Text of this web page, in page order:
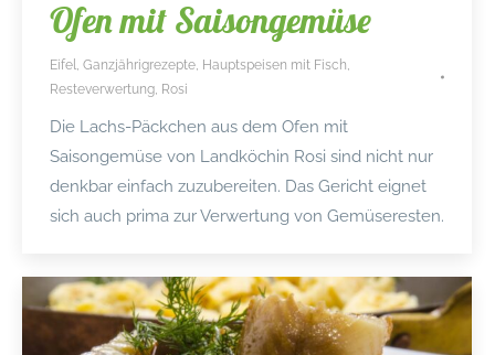
Ofen mit Saisongemüse
Eifel, Ganzjährigrezepte, Hauptspeisen mit Fisch,
Resteverwertung, Rosi
Die Lachs-Päckchen aus dem Ofen mit
Saisongemüse von Landköchin Rosi sind nicht nur
denkbar einfach zuzubereiten. Das Gericht eignet
sich auch prima zur Verwertung von Gemüseresten.